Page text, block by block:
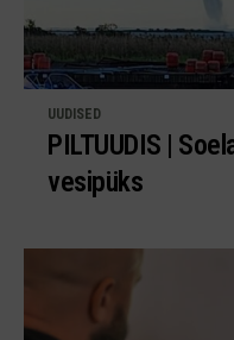
UUDISED
PILTUUDIS |
vesipüks